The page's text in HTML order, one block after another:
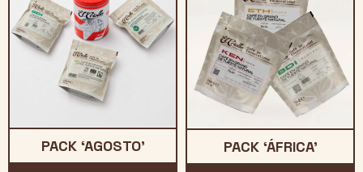
PACK ‘AGOSTO’ PACK ‘ÁFRICA’